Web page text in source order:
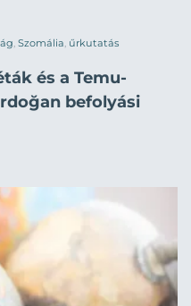
, Szomália, űrkutatás
és a Temu-
befolyási